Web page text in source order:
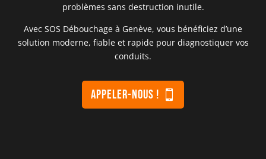
problèmes sans destruction inutile.
Avec SOS Débouchage à Genève, vous bénéficiez d’une
solution moderne, fiable et rapide pour diagnostiquer vos
conduits.
appeler-nous !